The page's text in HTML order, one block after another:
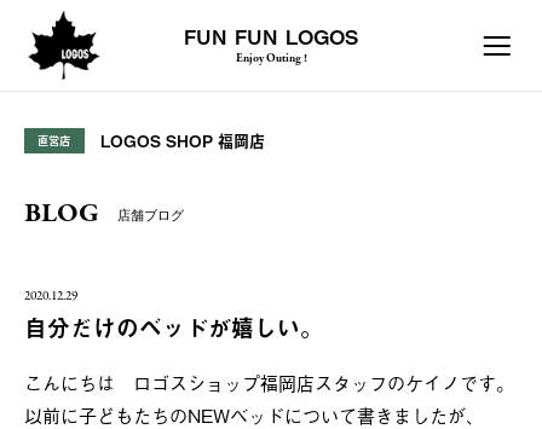
FUN FUN LOGOS
Enjoy Outing !
直営店 LOGOS SHOP 福岡店
BLOG 店舗ブログ
2020.12.29
自分だけのベッドが嬉しい。
こんにちは ロゴスショップ福岡店スタッフのケイノです。
以前に子どもたちのNEWベッドについて書きましたが、